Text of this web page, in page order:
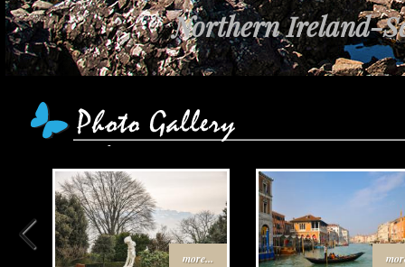
Northern Ireland-
เส้นทาง Egypt-
more...